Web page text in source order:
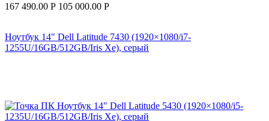
167 490.00 Р 105 000.00 Р
Ноутбук 14" Dell Latitude 7430 (1920×1080/i7-
1255U/16GB/512GB/Iris Xe), серый